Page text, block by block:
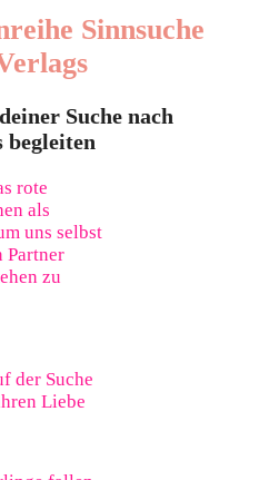
Sinnsuche
Suche nach
begleiten